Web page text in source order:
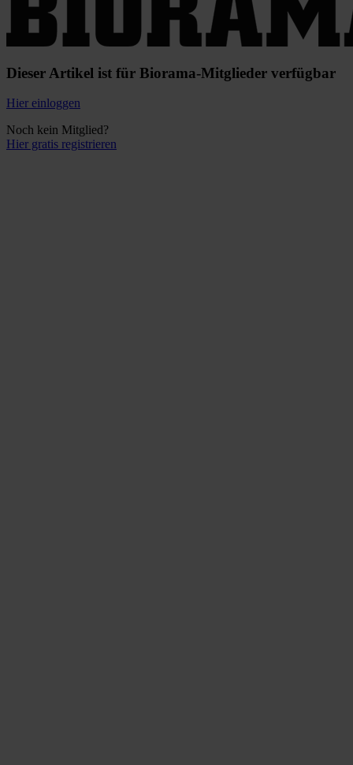
Dieser Artikel ist für Biorama-Mitglieder verfügbar
Hier einloggen
Noch kein Mitglied?
Hier gratis registrieren